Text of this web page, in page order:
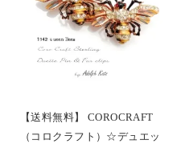
【送料無料】 COROCRAFT
（コロクラフト）☆デュエッ